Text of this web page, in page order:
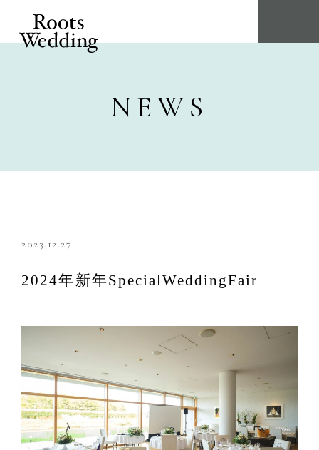
NEWS
2023.12.27
2024年新年SpecialWeddingFair